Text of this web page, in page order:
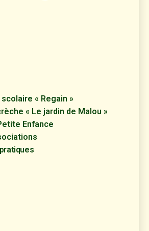
« Regain »
« Le jardin de Malou »
Enfance